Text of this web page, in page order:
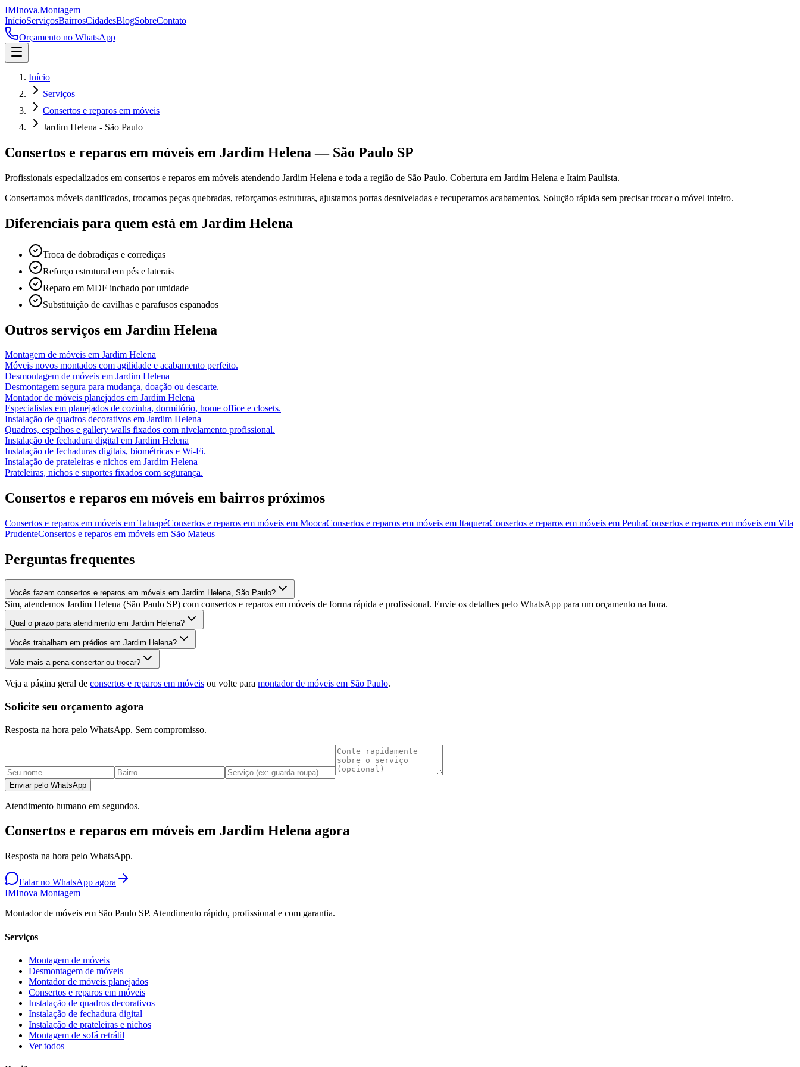
IMInova.Montagem
InícioServiçosBairrosCidadesBlogSobreContato
Orçamento no WhatsApp
Início
Serviços
Consertos e reparos em móveis
Jardim Helena - São Paulo
Consertos e reparos em móveis em Jardim Helena — São Paulo SP
Profissionais especializados em consertos e reparos em móveis atendendo Jardim Helena e toda a região de São Paulo. Cobertura em Jardim Helena e Itaim Paulista.
Consertamos móveis danificados, trocamos peças quebradas, reforçamos estruturas, ajustamos portas desniveladas e recuperamos acabamentos. Solução rápida sem precisar trocar o móvel inteiro.
Diferenciais para quem está em Jardim Helena
Troca de dobradiças e corrediças
Reforço estrutural em pés e laterais
Reparo em MDF inchado por umidade
Substituição de cavilhas e parafusos espanados
Outros serviços em Jardim Helena
Montagem de móveis em Jardim Helena
Móveis novos montados com agilidade e acabamento perfeito.
Desmontagem de móveis em Jardim Helena
Desmontagem segura para mudança, doação ou descarte.
Montador de móveis planejados em Jardim Helena
Especialistas em planejados de cozinha, dormitório, home office e closets.
Instalação de quadros decorativos em Jardim Helena
Quadros, espelhos e gallery walls fixados com nivelamento profissional.
Instalação de fechadura digital em Jardim Helena
Instalação de fechaduras digitais, biométricas e Wi-Fi.
Instalação de prateleiras e nichos em Jardim Helena
Prateleiras, nichos e suportes fixados com segurança.
Consertos e reparos em móveis em bairros próximos
Consertos e reparos em móveis em TatuapéConsertos e reparos em móveis em MoocaConsertos e reparos em móveis em ItaqueraConsertos e reparos em móveis em PenhaConsertos e reparos em móveis em Vila
PrudenteConsertos e reparos em móveis em São Mateus
Perguntas frequentes
Vocês fazem consertos e reparos em móveis em Jardim Helena, São Paulo?
Sim, atendemos Jardim Helena (São Paulo SP) com consertos e reparos em móveis de forma rápida e profissional. Envie os detalhes pelo WhatsApp para um orçamento na hora.
Qual o prazo para atendimento em Jardim Helena?
Vocês trabalham em prédios em Jardim Helena?
Vale mais a pena consertar ou trocar?
Veja a página geral de consertos e reparos em móveis ou volte para montador de móveis em São Paulo.
Solicite seu orçamento agora
Resposta na hora pelo WhatsApp. Sem compromisso.
Enviar pelo WhatsApp
Atendimento humano em segundos.
Consertos e reparos em móveis em Jardim Helena agora
Resposta na hora pelo WhatsApp.
Falar no WhatsApp agora
IMInova Montagem
Montador de móveis em São Paulo SP. Atendimento rápido, profissional e com garantia.
Serviços
Montagem de móveis
Desmontagem de móveis
Montador de móveis planejados
Consertos e reparos em móveis
Instalação de quadros decorativos
Instalação de fechadura digital
Instalação de prateleiras e nichos
Montagem de sofá retrátil
Ver todos